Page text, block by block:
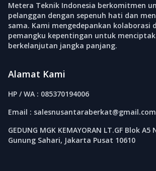
Metera Teknik Indonesia berkomitmen
pelanggan dengan sepenuh hati dan
sama. Kami mengedepankan kolaborasi
pemangku kepentingan untuk
berkelanjutan jangka panjang.
Alamat Kami
HP / WA : 085370194006
Email : salesnusantaraberkat@gmail.com
GEDUNG MGK KEMAYORAN LT.GF Blok
Gunung Sahari, Jakarta Pusat 10610